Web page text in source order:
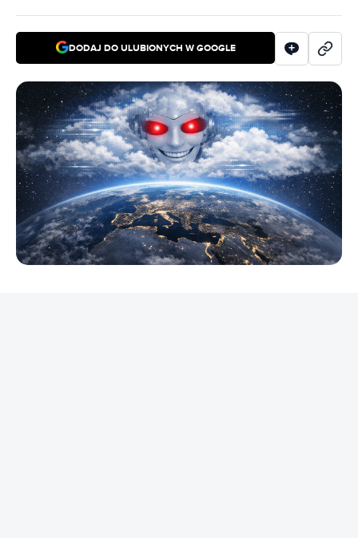
DODAJ DO ULUBIONYCH W GOOGLE